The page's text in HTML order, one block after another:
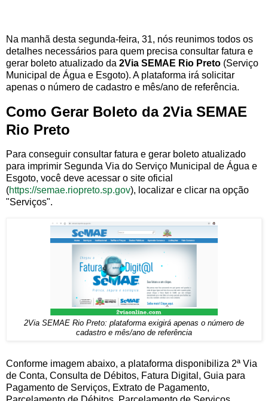
Na manhã desta segunda-feira, 31, nós reunimos todos os
detalhes necessários para quem precisa consultar fatura e
gerar boleto atualizado da 2Via SEMAE Rio Preto (Serviço
Municipal de Água e Esgoto). A plataforma irá solicitar
apenas o número de cadastro e mês/ano de referência.
Como Gerar Boleto da 2Via SEMAE
Rio Preto
Para conseguir consultar fatura e gerar boleto atualizado
para imprimir Segunda Via do Serviço Municipal de Água e
Esgoto, você deve acessar o site oficial
(https://semae.riopreto.sp.gov), localizar e clicar na opção
"Serviços".
2Via SEMAE Rio Preto: plataforma exigirá apenas o número de
cadastro e mês/ano de referência
Conforme imagem abaixo, a plataforma disponibiliza 2ª Via
de Conta, Consulta de Débitos, Fatura Digital, Guia para
Pagamento de Serviços, Extrato de Pagamento,